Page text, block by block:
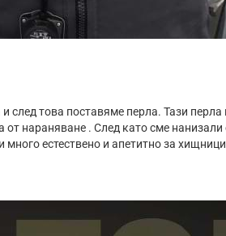
това поставяме перла. Тази
нараняване . След като сме
естествено и апетитно за